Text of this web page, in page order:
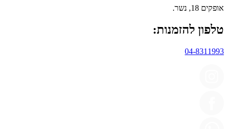
אופקים 18, נשר.
טלפון להזמנות:
04-8311993